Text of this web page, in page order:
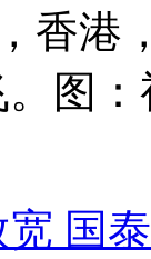
香港
图
国